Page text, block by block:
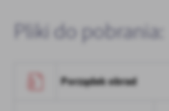
Pliki do pobrania:
Porządek obrad